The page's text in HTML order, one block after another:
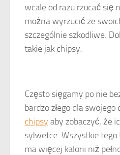
wcale od razu rzucać się
można wyrzucić ze
szczególnie szkodliwe.
takie jak chipsy.
Często sięgamy po nie
bardzo złego dla
chipsy aby zobaczyć, że
sylwetce. Wszystkie
ma więcej kalorii niż